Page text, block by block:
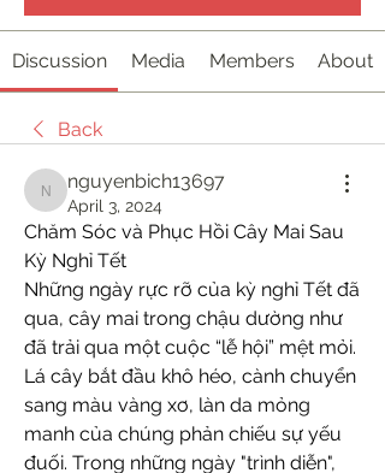
Discussion Media Members About
Back
nguyenbich13697
nguyenbich13697
April 3, 2024
Chăm Sóc và Phục Hồi Cây Mai Sau
Kỳ Nghỉ Tết
Những ngày rực rỡ của kỳ nghỉ Tết đã
qua, cây mai trong chậu dường như
đã trải qua một cuộc “lễ hội” mệt mỏi.
Lá cây bắt đầu khô héo, cành chuyển
sang màu vàng xơ, làn da mỏng
manh của chúng phản chiếu sự yếu
đuối. Trong những ngày "trình diễn",